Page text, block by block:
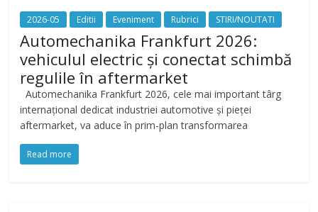
2026-05 Editii Eveniment Rubrici STIRI/NOUTATI
Automechanika Frankfurt 2026:
vehiculul electric și conectat schimbă
regulile în aftermarket
Automechanika Frankfurt 2026, cele mai important târg
internațional dedicat industriei automotive și pieței
aftermarket, va aduce în prim-plan transformarea
Read more